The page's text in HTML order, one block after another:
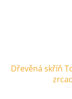
Dřevěná skříň